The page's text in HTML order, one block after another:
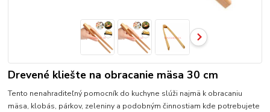
Drevené kliešte na obracanie mäsa 30 cm
Tento nenahraditeľný pomocník do kuchyne slúži najmä k obracaniu
mäsa, klobás, párkov, zeleniny a podobným činnostiam kde potrebujete